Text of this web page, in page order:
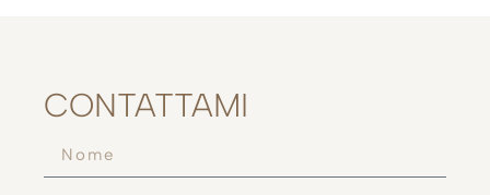
CONTATTAMI